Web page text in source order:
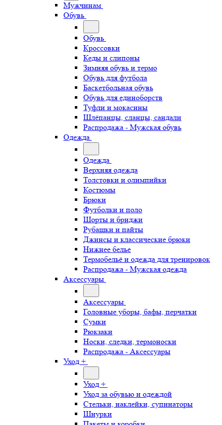
Мужчинам
Обувь
Обувь
Кроссовки
Кеды и слипоны
Зимняя обувь и термо
Обувь для футбола
Баскетбольная обувь
Обувь для единоборств
Туфли и мокасины
Шлёпанцы, сланцы, сандали
Распродажа - Мужская обувь
Одежда
Одежда
Верхняя одежда
Толстовки и олимпийки
Костюмы
Брюки
Футболки и поло
Шорты и бриджи
Рубашки и пайты
Джинсы и классические брюки
Нижнее белье
Термобельё и одежда для тренировок
Распродажа - Мужская одежда
Аксессуары
Аксессуары
Головные уборы, бафы, перчатки
Сумки
Рюкзаки
Носки, следки, термоноски
Распродажа - Аксессуары
Уход +
Уход +
Уход за обувью и одеждой
Стельки, наклейки, супинаторы
Шнурки